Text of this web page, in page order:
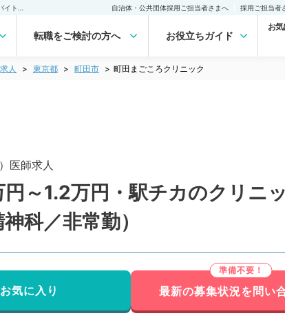
自治体・公共団体採用ご担当者さまへ 採用ご担当者
転職をご検討の方へ お役立ちガイド
お
人 東京都 町田市 町田まごころクリニック
医師求人
円～1.2万円・駅チカのクリ
科／非常勤）
お気に入り 最新の募集状況を問い